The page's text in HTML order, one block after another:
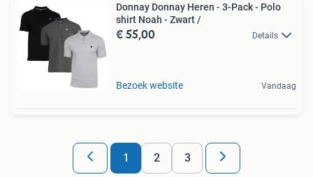
Donnay Donnay Heren - 3-Pack - Polo
shirt Noah - Zwart /
€ 55,00 Details
Bezoek website Vandaag
1 2 3